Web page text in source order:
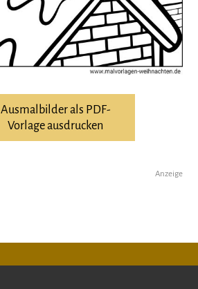
Ausmalbilder als PDF-
Vorlage ausdrucken
Anzeige